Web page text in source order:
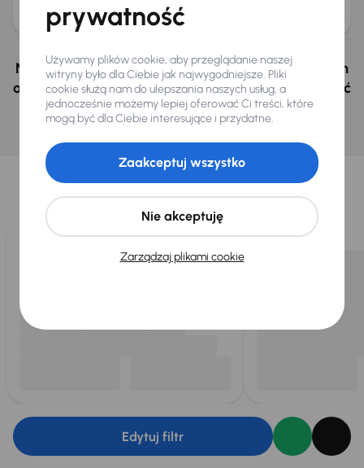
od 60 zł
Nie wybrałeś auto z oferty? Nie szkodzi, w naszych
oddziałach w Czechach i na Słowacji możemy mieć
podobne samochody, których szukasz.
Wybraliśmy dla Ciebie
Wybieramy dla Ciebienajlepsze pojazdyz naszej oferty. Kupimy
do 400 pojazdów każdego dnia.
Edytuj filtr
prywatność
Używamy plików cookie, aby przeglądanie naszej
witryny było dla Ciebie jak najwygodniejsze. Pliki
cookie służą nam do ulepszania naszych usług, a
jednocześnie możemy lepiej oferować Ci treści, które
mogą być dla Ciebie interesujące i przydatne.
Zarządzaj plikami cookie
Nie akceptuję
Zaakceptuj wszystko